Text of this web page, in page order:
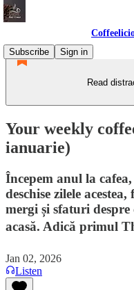
Subscribe
Sign in
Read
Your weekly
ianuarie)
Începem anul la
deschise zilele
mergi și sfaturi
acasă. Adică primul
Jan 02, 2026
Listen